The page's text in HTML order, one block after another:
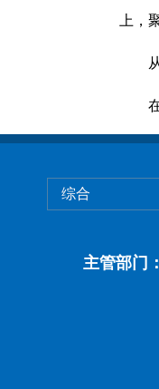
上，
从实
在
综合
主管部门：